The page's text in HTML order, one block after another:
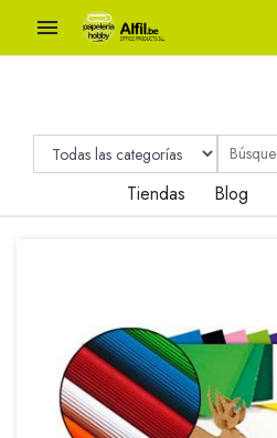

Tiendas Blog